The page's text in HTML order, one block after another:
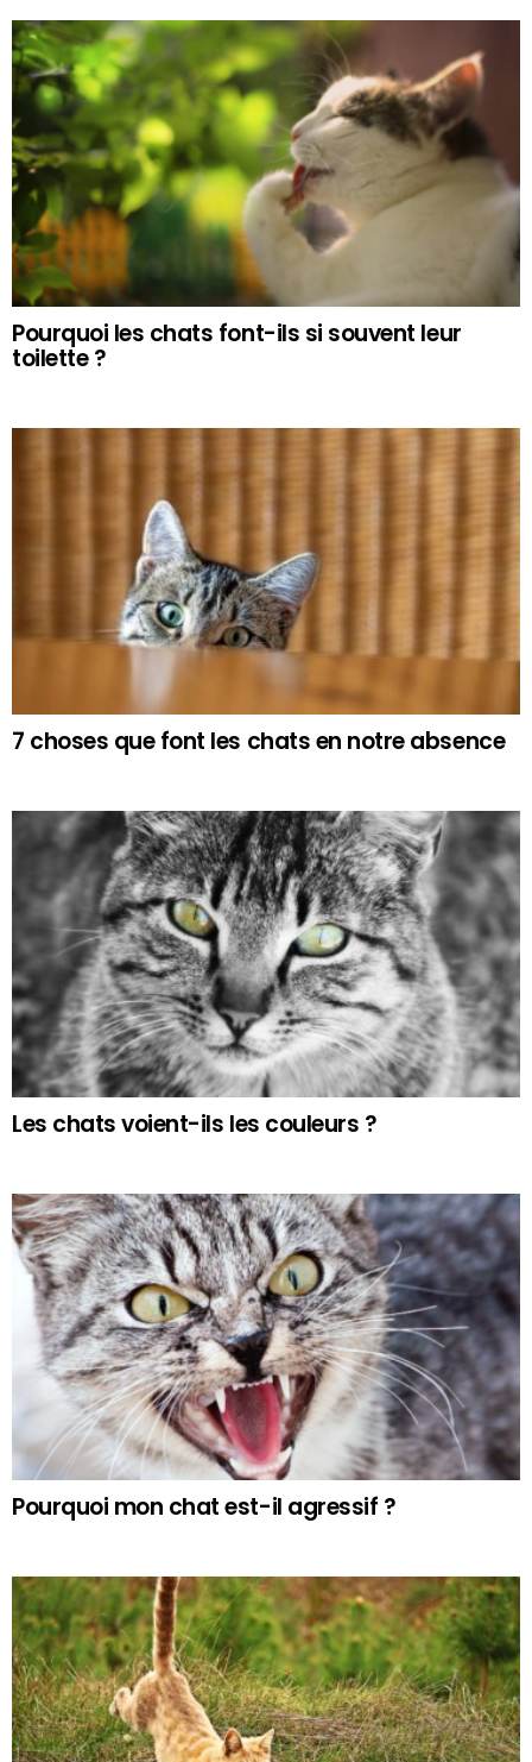
Pourquoi les chats font-ils si souvent leur
toilette ?
7 choses que font les chats en notre absence
Les chats voient-ils les couleurs ?
Pourquoi mon chat est-il agressif ?